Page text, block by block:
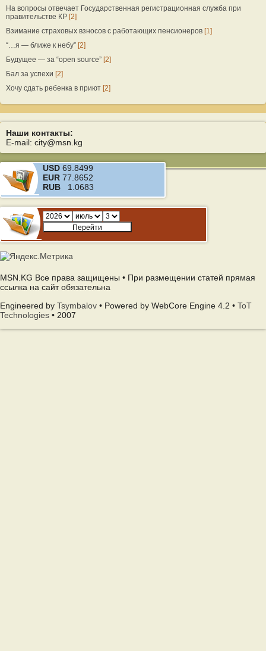
На вопросы отвечает Государственная регистрационная служба при
правительстве КР [2]
Взимание страховых взносов с работающих пенсионеров [1]
“…я — ближе к небу” [2]
Будущее — за “open source” [2]
Бал за успехи [2]
Хочу сдать ребенка в приют [2]
Наши контакты:
E-mail: city@msn.kg
USD 69.8499
EUR 77.8652
RUB 1.0683
MSN.KG Все права защищены • При размещении статей прямая
ссылка на сайт обязательна
Engineered by Tsymbalov • Powered by WebCore Engine 4.2 • ToT
Technologies • 2007